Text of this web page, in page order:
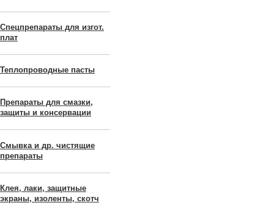
Спецпрепараты для изгот.
плат
Теплопроводные пасты
Препараты для смазки,
защиты и консервации
Смывка и др. чистящие
препараты
Клея, лаки, защитные
экраны, изоленты, скотч